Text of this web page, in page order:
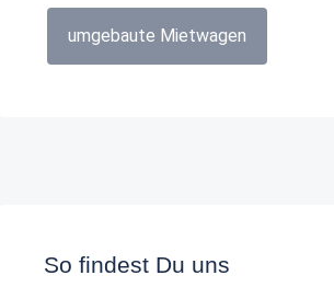
umgebaute Mietwagen
So findest Du uns